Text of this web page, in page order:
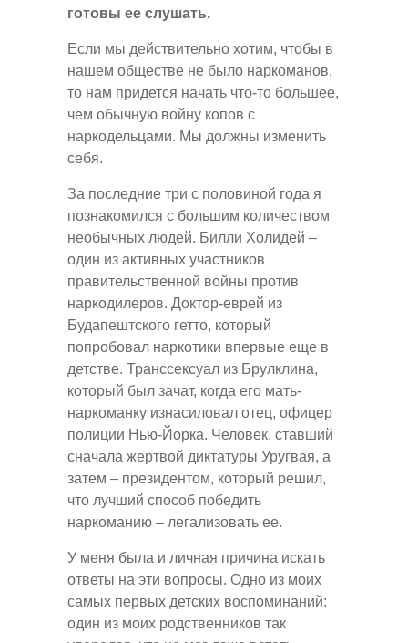
готовы ее слушать.
Если мы действительно хотим, чтобы в
нашем обществе не было наркоманов,
то нам придется начать что-то большее,
чем обычную войну копов с
наркодельцами. Мы должны изменить
себя.
За последние три с половиной года я
познакомился с большим количеством
необычных людей. Билли Холидей –
один из активных участников
правительственной войны против
наркодилеров. Доктор-еврей из
Будапештского гетто, который
попробовал наркотики впервые еще в
детстве. Транссексуал из Брулклина,
который был зачат, когда его мать-
наркоманку изнасиловал отец, офицер
полиции Нью-Йорка. Человек, ставший
сначала жертвой диктатуры Уругвая, а
затем – президентом, который решил,
что лучший способ победить
наркоманию – легализовать ее.
У меня была и личная причина искать
ответы на эти вопросы. Одно из моих
самых первых детских воспоминаний:
один из моих родственников так